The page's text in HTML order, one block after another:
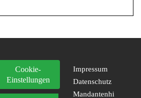
Cookie-
Einstellungen
Impressum
Datenschutz
Mandantenhi